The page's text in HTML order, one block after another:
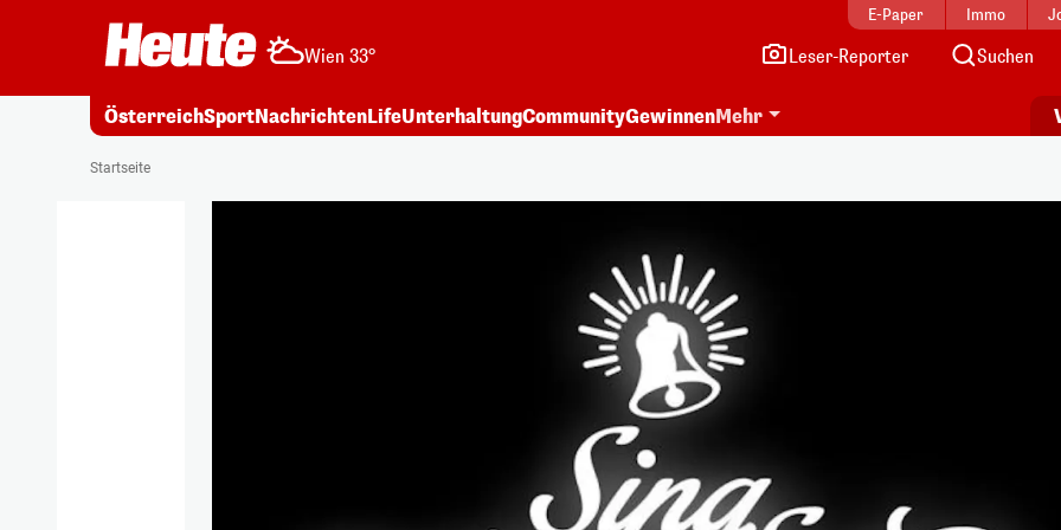
E-Paper Immo
Wien 33° Leser-Reporter Suchen
ÖsterreichSportNachrichtenLifeUnterhaltungCommunityGewinnenMehr
Startseite